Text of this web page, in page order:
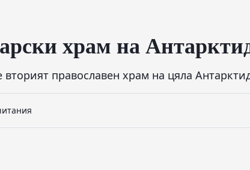
храм на
вторият православен храм на цяла